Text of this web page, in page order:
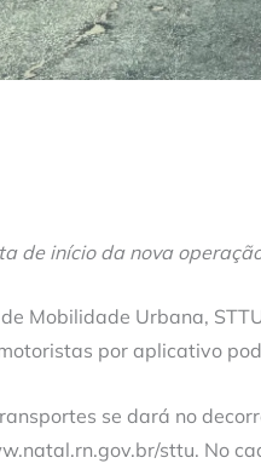
de início da nova
Mobilidade Urbana,
por aplicativo
se dará no
sttu. No